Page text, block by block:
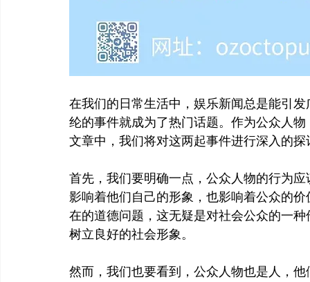
在我们的日常生活中，娱乐新闻总是能引
纶的事件就成为了热门话题。作为公众人
文章中，我们将对这两起事件进行深入的
首先，我们要明确一点，公众人物的行为
影响着他们自己的形象，也影响着公众的
在的道德问题，这无疑是对社会公众的一
树立良好的社会形象。
然而，我们也要看到，公众人物也是人，